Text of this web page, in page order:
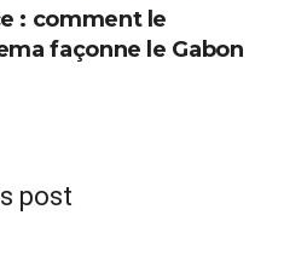
: comment le
façonne le Gabon
post